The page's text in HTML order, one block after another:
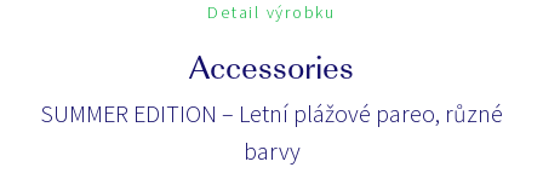
Detail výrobku
Accessories
SUMMER EDITION – Letní plážové pareo, různé
barvy